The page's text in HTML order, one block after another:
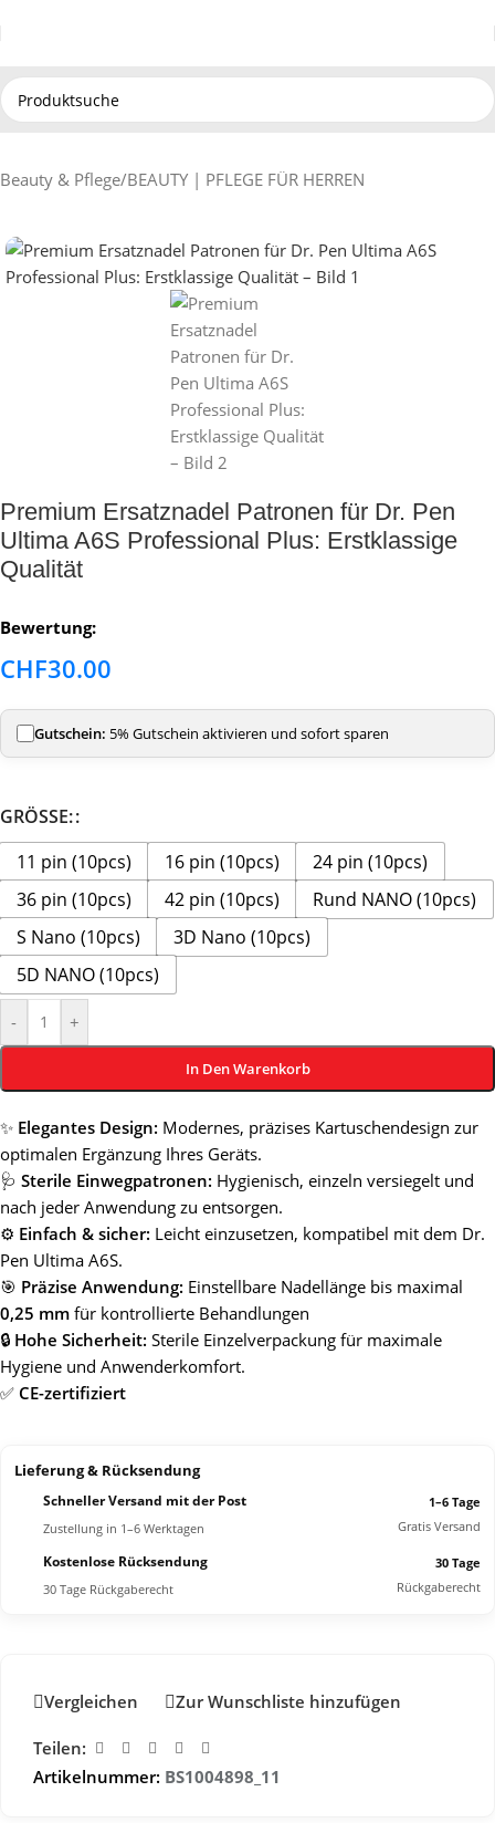
Beauty & Pflege/BEAUTY | PFLEGE FÜR HERREN
Premium Ersatznadel Patronen für Dr. Pen
Ultima A6S Professional Plus: Erstklassige
Qualität
Bewertung:
CHF30.00
Gutschein: 5% Gutschein aktivieren und sofort sparen
GRÖSSE:
11 pin (10pcs)
16 pin (10pcs)
24 pin (10pcs)
36 pin (10pcs)
42 pin (10pcs)
Rund NANO (10pcs)
S Nano (10pcs)
3D Nano (10pcs)
5D NANO (10pcs)
- +
In Den Warenkorb
✨ Elegantes Design: Modernes, präzises Kartuschendesign zur
optimalen Ergänzung Ihres Geräts.
🩺 Sterile Einwegpatronen: Hygienisch, einzeln versiegelt und
nach jeder Anwendung zu entsorgen.
⚙️ Einfach & sicher: Leicht einzusetzen, kompatibel mit dem Dr.
Pen Ultima A6S.
🎯 Präzise Anwendung: Einstellbare Nadellänge bis maximal
0,25 mm für kontrollierte Behandlungen
🔒 Hohe Sicherheit: Sterile Einzelverpackung für maximale
Hygiene und Anwenderkomfort.
✅ CE-zertifiziert
Lieferung & Rücksendung
Schneller Versand mit der Post
Zustellung in 1–6 Werktagen
1–6 Tage
Gratis Versand
Kostenlose Rücksendung
30 Tage Rückgaberecht
30 Tage
Rückgaberecht
Vergleichen Zur Wunschliste hinzufügen
Teilen:
Artikelnummer: BS1004898_11